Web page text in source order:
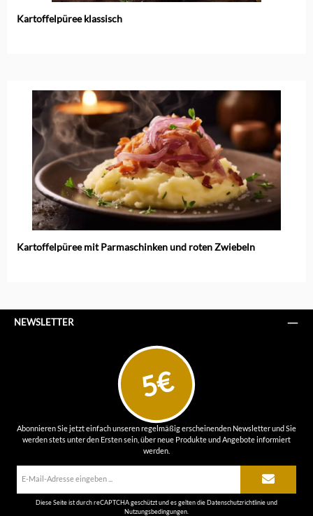
Kartoffelpüree klassisch
Kartoffelpüree mit Parmaschinken und roten Zwiebeln
NEWSLETTER
5€
Abonnieren Sie jetzt einfach unseren regelmäßig erscheinenden Newsletter und Sie
werden stets unter den Ersten sein, über neue Produkte und Angebote informiert
werden.
Diese Seite ist durch reCAPTCHA geschützt und es gelten die Datenschutzrichtlinieund
Nutzungsbedingungen.